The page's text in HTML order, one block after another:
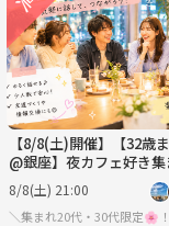
【8/8(土)開催】【32歳
@銀座】夜カフェ好き
定6名！大人のリラック
トカフェ会✨
8/8(土) 21:00
＼集まれ20代・30代限定🌸